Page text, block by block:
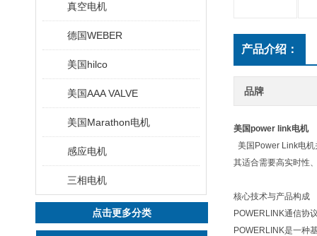
真空电机
德国WEBER
美国hilco
美国AAA VALVE
美国Marathon电机
感应电机
三相电机
点击更多分类
产品介绍：
品牌
美国power link电机
美国Power Link电
其适合需要高实时性
核心技术与产品构成
‌POWERLINK通信协
POWERLINK是一种